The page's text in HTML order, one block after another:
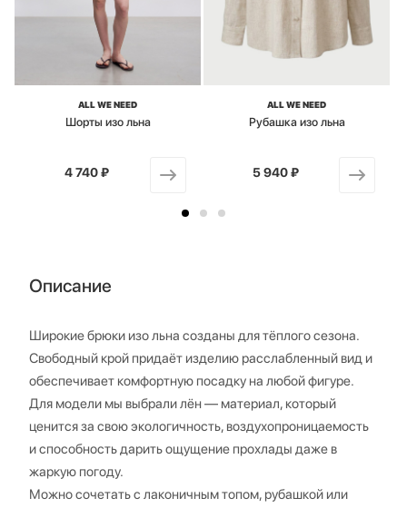
ALL WE NEED
Шорты изо льна
от
4 740 ₽
ALL WE NEED
Рубашка изо льна
от
5 940 ₽
Описание
Широкие брюки изо льна созданы для тёплого сезона.
Свободный крой придаёт изделию расслабленный вид и
обеспечивает комфортную посадку на любой фигуре.
Для модели мы выбрали лён — материал, который
ценится за свою экологичность, воздухопроницаемость
и способность дарить ощущение прохлады даже в
жаркую погоду.
Можно сочетать с лаконичным топом, рубашкой или